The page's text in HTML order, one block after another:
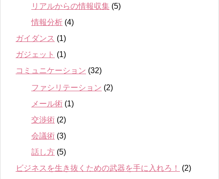
リアルからの情報収集 (5)
情報分析 (4)
ガイダンス (1)
ガジェット (1)
コミュニケーション (32)
ファシリテーション (2)
メール術 (1)
交渉術 (2)
会議術 (3)
話し方 (5)
ビジネスを生き抜くための武器を手に入れろ！
(2)